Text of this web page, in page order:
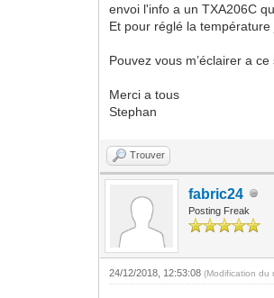
envoi l'info a un TXA206C
Et pour réglé la température
Pouvez vous m’éclairer a ce
Merci a tous
Stephan
Trouver
fabric24
Posting Freak
24/12/2018, 12:53:08(Modification